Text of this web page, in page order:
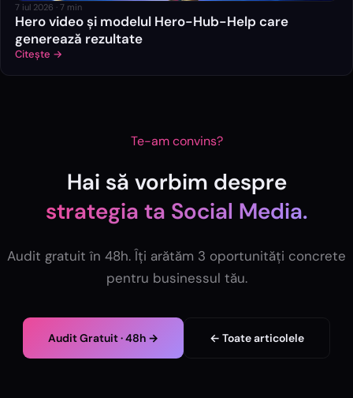
7 iul 2026 · 7 min
Hero video și modelul Hero-Hub-Help care
generează rezultate
Citește →
Te-am convins?
Hai să vorbim despre
strategia ta Social Media.
Audit gratuit în 48h. Îți arătăm 3 oportunități concrete
pentru businessul tău.
Audit Gratuit · 48h → ← Toate articolele